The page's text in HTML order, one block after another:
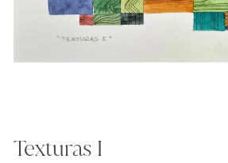
Texturas I